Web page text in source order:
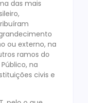
das mais
ou externo, na
ramos do
na
civis e